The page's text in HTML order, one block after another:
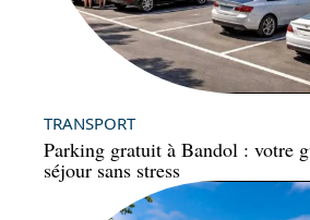
TRANSPORT
Parking gratuit à Bandol : votre
séjour sans stress